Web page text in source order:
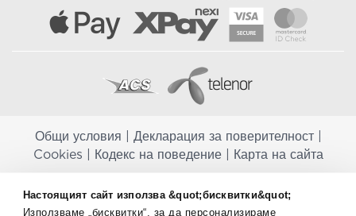
Настоящият сайт използва &quot;бисквитки&quot;
Използваме „бисквитки“, за да персонализираме
Общи условия Декларация за поверителност|
Cookies
Кодекс на поведение| Карта на сайта
заместват балансираната диета и не са предназначени за
профилактика, лечение или лечение на човешки заболявания.